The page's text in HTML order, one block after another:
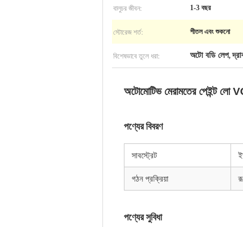
বালুচর জীবন: 1-3 বছর
স্টোরেজ শর্ত: শীতল এবং শুকনো
বিশেষভাবে তুলে ধরা: অটো বডি লেপ,
অটোমোটিভ মেরামতের পেইন্ট লো
পণ্যের বিবরণ
সাবস্ট্রেট
গঠন প্রক্রিয়া
পণ্যের সুবিধা